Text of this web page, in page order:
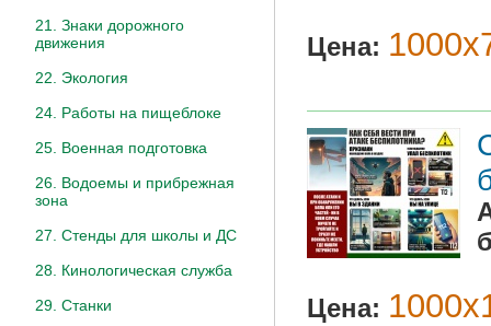
21. Знаки дорожного
движения
22. Экология
24. Работы на пищеблоке
25. Военная подготовка
26. Водоемы и прибрежная
зона
27. Стенды для школы и ДС
28. Кинологическая служба
29. Станки
Цена:
Цена: